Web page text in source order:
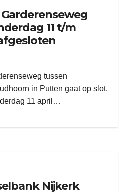
11 t/m
tussen
in Putten gaat op slot.
11 april…
Nijkerk